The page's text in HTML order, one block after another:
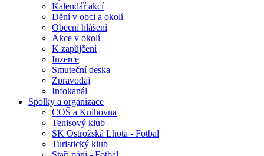
Kalendář akcí
Dění v obci a okolí
Obecní hlášení
Akce v okolí
K zapůjčení
Inzerce
Smuteční deska
Zpravodaj
Infokanál
Spolky a organizace
COŠ a Knihovna
Tenisový klub
SK Ostrožská Lhota - Fotbal
Turistický klub